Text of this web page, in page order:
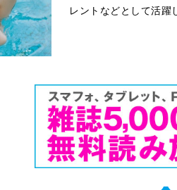
レントなどとして活躍